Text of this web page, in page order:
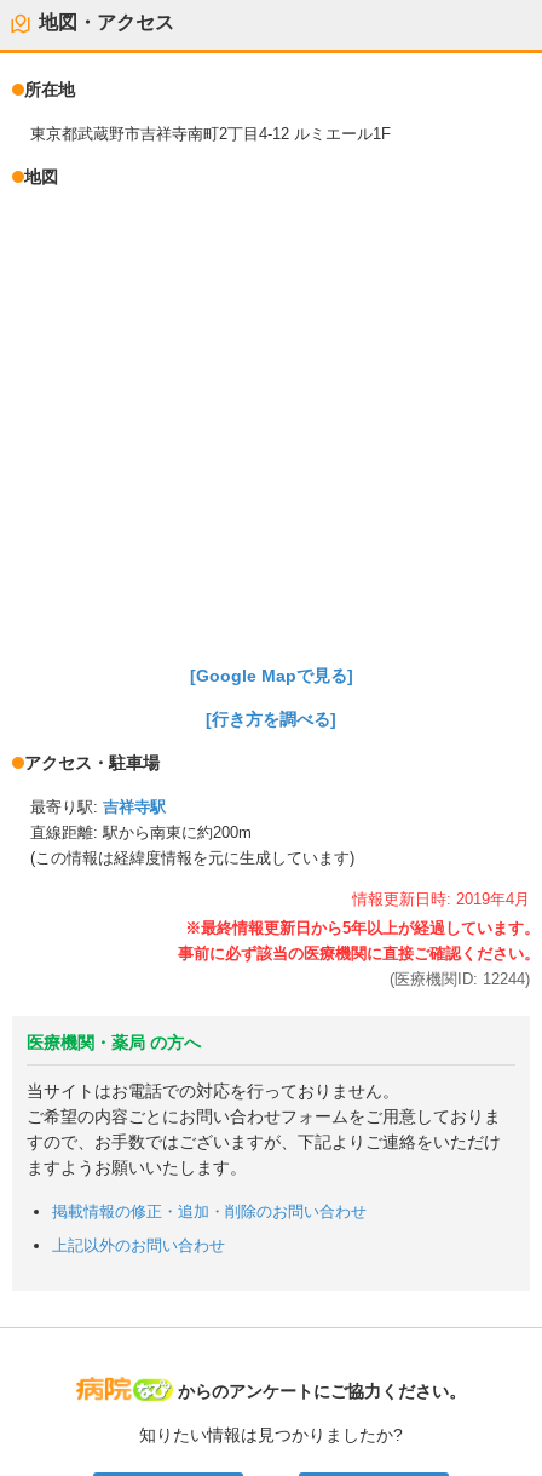
地図・アクセス
所在地
東京都武蔵野市吉祥寺南町2丁目4-12 ルミエール1F
地図
[Google Mapで見る]
[行き方を調べる]
アクセス・駐車場
最寄り駅: 吉祥寺駅
直線距離: 駅から南東に約200m
(この情報は経緯度情報を元に生成しています)
情報更新日時: 2019年4月
(医療機関ID: 12244)
医療機関・薬局 の方へ
当サイトはお電話での対応を行っておりません。
ご希望の内容ごとにお問い合わせフォームをご用意しておりま
すので、お手数ではございますが、下記よりご連絡をいただけ
ますようお願いいたします。
掲載情報の修正・追加・削除のお問い合わせ
上記以外のお問い合わせ
病院なび
からのアンケートにご協力ください。
知りたい情報は見つかりましたか?